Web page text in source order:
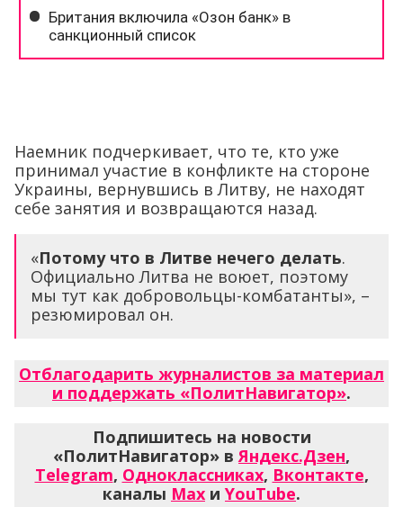
Наемник подчеркивает, что те, кто уже
принимал участие в конфликте на стороне
Украины, вернувшись в Литву, не находят
себе занятия и возвращаются назад.
«Потому что в Литве нечего делать.
Официально Литва не воюет, поэтому
мы тут как добровольцы-комбатанты», –
резюмировал он.
Отблагодарить журналистов за материал
и поддержать «ПолитНавигатор».
Подпишитесь на новости
«ПолитНавигатор» вЯндекс.Дзен,
Telegram, Одноклассниках, Вконтакте,
каналы Max и YouTube.